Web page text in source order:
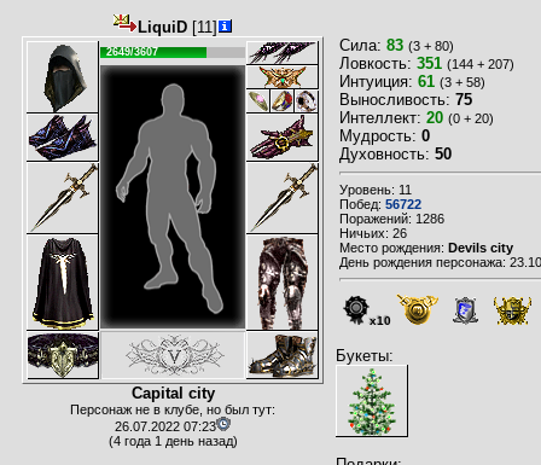
LiquiD [11]
2649/3607
Capital city
Персонаж не в клубе, но был тут:
26.07.2022 07:23
(4 года 1 день назад)
Сила: 83 (3 + 80)
Ловкость: 351 (144 + 207)
Интуиция: 61 (3 + 58)
Выносливость: 75
Интеллект: 20 (0 + 20)
Мудрость: 0
Духовность: 50
Уровень: 11
Побед: 56722
Поражений: 1286
Ничьих: 26
Место рождения: Devils city
День рождения персонажа:
x10
Букеты: